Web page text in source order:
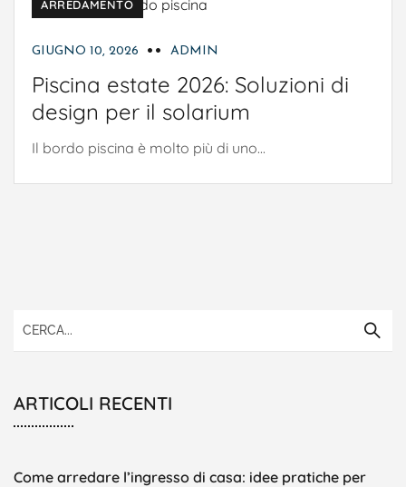
ARREDAMENTO
GIUGNO 10, 2026 ADMIN
Piscina estate 2026: Soluzioni di
design per il solarium
Il bordo piscina è molto più di uno...
ARTICOLI RECENTI
Come arredare l’ingresso di casa: idee pratiche per